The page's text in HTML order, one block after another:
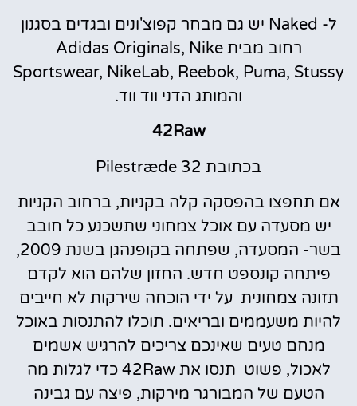
ל- Naked יש גם מבחר קפוצ'ונים ובגדים בסגנון
רחוב מבית Adidas Originals, Nike
Sportswear, NikeLab, Reebok, Puma, Stussy
והמותג הדני ווד ווד.
42Raw
בכתובת Pilestræde 32
אם תחפצו בהפסקה קלה בקניות, ברחוב הקניות
יש מסעדה עם אוכל צמחוני שתשכנע כל חובב
בשר- המסעדה, שפתחה בקופנהגן בשנת 2009,
פיתחה קונספט חדש. החזון שלהם הוא לקדם
תזונה צמחונית על ידי הוכחה שירקות לא חייבים
להיות משעממים ובריאים. תוכלו להתנסות באוכל
מנחם טעים שאינכם צריכים להרגיש אשמים
לאכול, פשוט תנסו את 42Raw כדי לגלות מה
הטעם של המבורגר מירקות, פיצה עם גבינה